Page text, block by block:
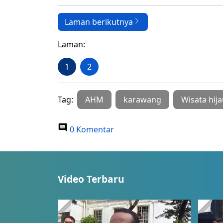
Laman berikutnya
Laman:
1 2
Tag: AHM karawang Wisata
0 Komentar
Video Terbaru